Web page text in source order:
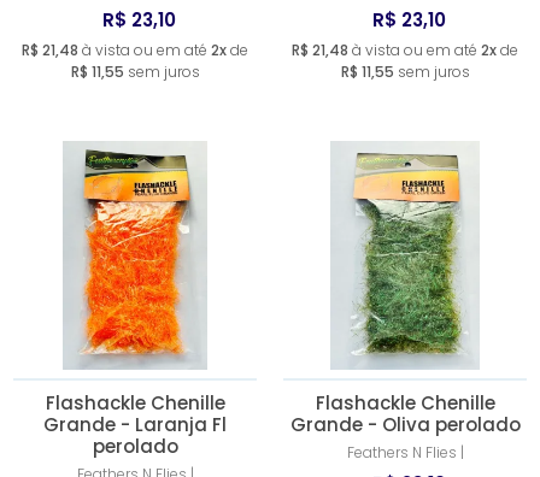
R$ 23,10
R$ 21,48 à vista ou em até 2xde
R$ 11,55 sem juros
R$ 23,10
R$ 21,48 à vista ou em até 2xde
R$ 11,55 sem juros
Flashackle Chenille
Grande - Laranja Fl
perolado
Flashackle Chenille
Grande - Oliva perolado
Feathers N Flies |